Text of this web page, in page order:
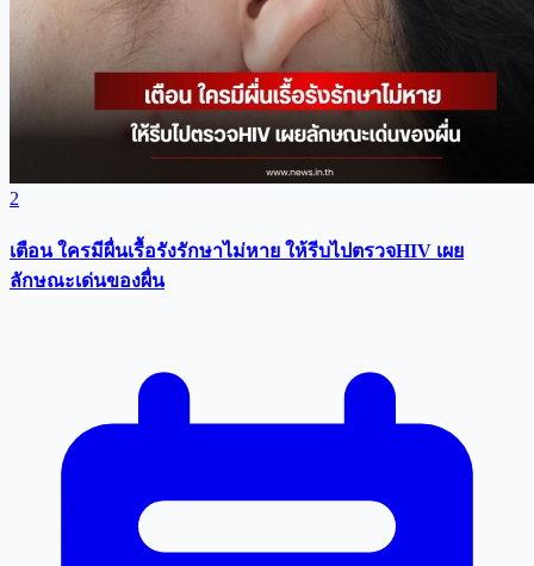
2
เตือน ใครมีผื่นเรื้อรังรักษาไม่หาย ให้รีบไปตรวจHIV เผย
ลักษณะเด่นของผื่น